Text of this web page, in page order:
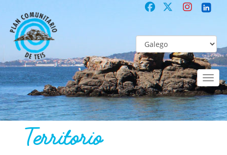
Toggle
DE TEIS Territorio
Territorio